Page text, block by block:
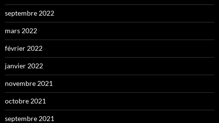
septembre 2022
mars 2022
février 2022
janvier 2022
novembre 2021
octobre 2021
septembre 2021